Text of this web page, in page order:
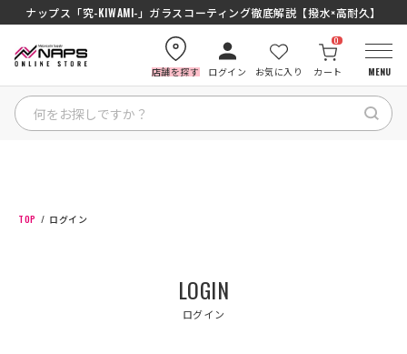
ナップス「究-KIWAMI-」ガラスコーティング徹底解説【撥水×高耐久】
店舗を探す ログイン お気に入り カート
0
MENU
カテゴリから探す
TOP ログイン
LOGIN
ログイン